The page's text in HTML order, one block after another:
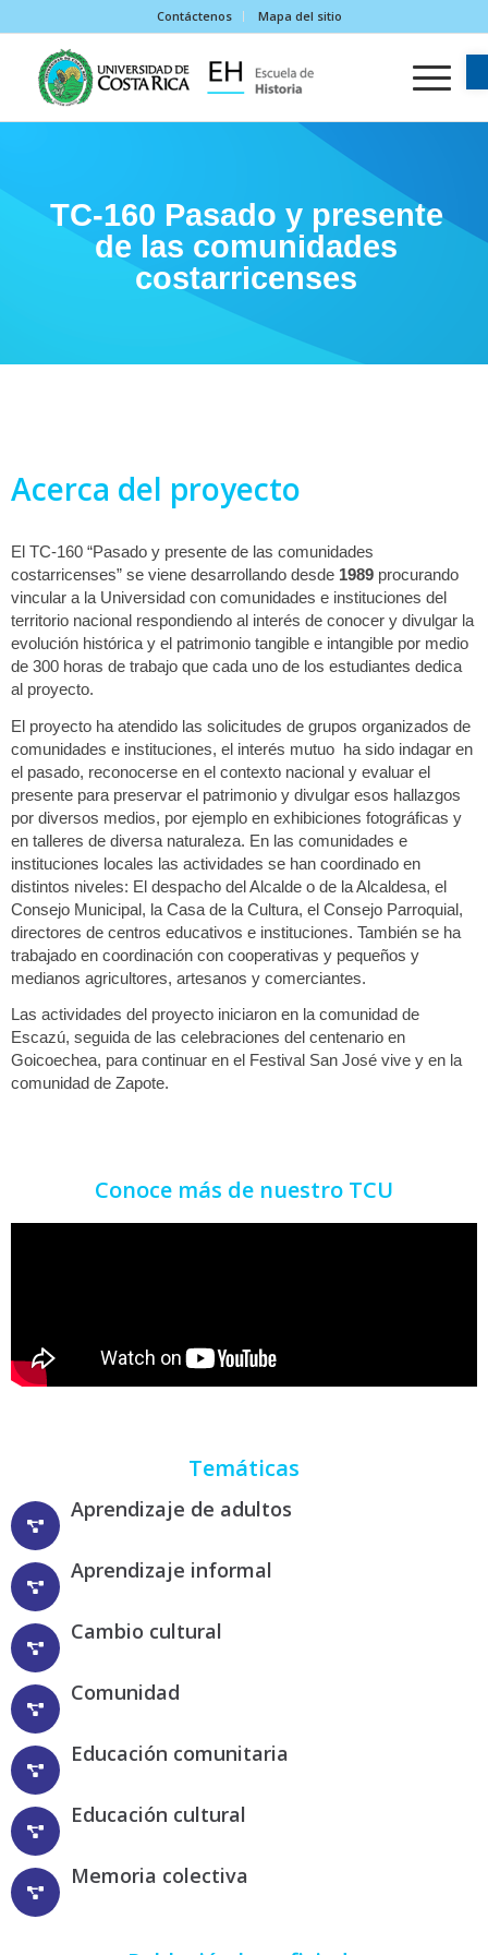
Contáctenos Mapa del sitio
TC-160 Pasado y presente
de las comunidades
costarricenses
Acerca del proyecto
El TC-160 “Pasado y presente de las comunidades
costarricenses” se viene desarrollando desde 1989 procurando
vincular a la Universidad con comunidades e instituciones del
territorio nacional respondiendo al interés de conocer y divulgar la
evolución histórica y el patrimonio tangible e intangible por medio
de 300 horas de trabajo que cada uno de los estudiantes dedica
al proyecto.
El proyecto ha atendido las solicitudes de grupos organizados de
comunidades e instituciones, el interés mutuo ha sido indagar en
el pasado, reconocerse en el contexto nacional y evaluar el
presente para preservar el patrimonio y divulgar esos hallazgos
por diversos medios, por ejemplo en exhibiciones fotográficas y
en talleres de diversa naturaleza. En las comunidades e
instituciones locales las actividades se han coordinado en
distintos niveles: El despacho del Alcalde o de la Alcaldesa, el
Consejo Municipal, la Casa de la Cultura, el Consejo Parroquial,
directores de centros educativos e instituciones. También se ha
trabajado en coordinación con cooperativas y pequeños y
medianos agricultores, artesanos y comerciantes.
Las actividades del proyecto iniciaron en la comunidad de
Escazú, seguida de las celebraciones del centenario en
Goicoechea, para continuar en el Festival San José vive y en la
comunidad de Zapote.
Conoce más de nuestro TCU
Temáticas
Aprendizaje de adultos
Aprendizaje informal
Cambio cultural
Comunidad
Educación comunitaria
Educación cultural
Memoria colectiva